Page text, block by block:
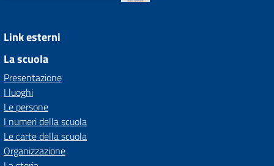
Link esterni
La scuola
Presentazione
I luoghi
Le persone
I numeri della scuola
Le carte della scuola
Organizzazione